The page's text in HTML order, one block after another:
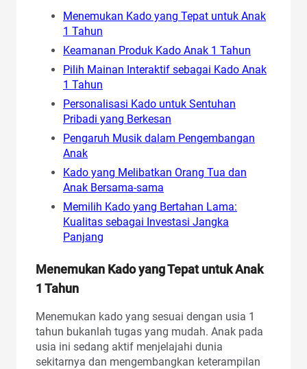
Menemukan Kado yang Tepat untuk Anak
1 Tahun
Keamanan Produk Kado Anak 1 Tahun
Pilih Mainan Interaktif sebagai Kado Anak
1 Tahun
Personalisasi Kado untuk Sentuhan
Pribadi yang Berkesan
Pengaruh Musik dalam Pengembangan
Anak
Kado yang Melibatkan Orang Tua dan
Anak Bersama-sama
Memilih Kado yang Bertahan Lama:
Kualitas sebagai Investasi Jangka
Panjang
Menemukan Kado yang Tepat untuk Anak
1 Tahun
Menemukan kado yang sesuai dengan usia 1
tahun bukanlah tugas yang mudah. Anak pada
usia ini sedang aktif menjelajahi dunia
sekitarnya dan mengembangkan keterampilan